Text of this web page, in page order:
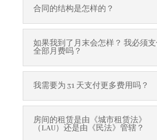
合同的结构是怎样的？
如果我到了月末会怎样？ 我必须
全部月费吗？
我需要为 31 天支付更多费用吗？
房间的租赁是由《城市租赁法》
（LAU）还是由《民法》管辖？